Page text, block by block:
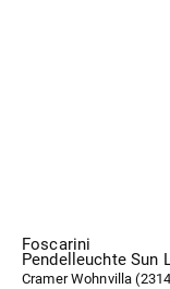
Foscarini
Pendelleuchte Sun
Cramer Wohnvilla (